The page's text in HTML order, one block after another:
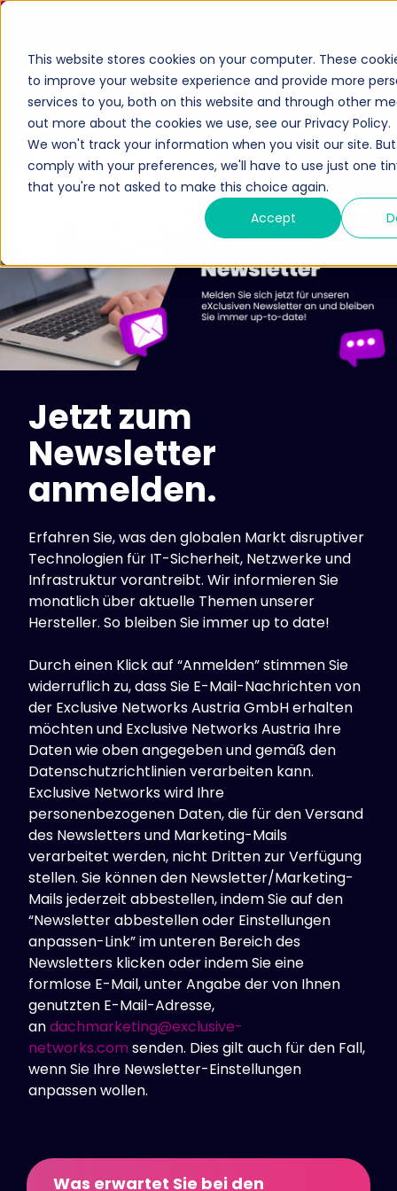
This website stores cookies on your computer. These
to improve your website experience and provide more
services to you, both on this website and through other
out more about the cookies we use, see our Privacy Policy.
We won't track your information when you visit our site.
comply with your preferences, we'll have to use just one
that you're not asked to make this choice again.
Accept
Cybersecurity
Lösungen
Services
Ökosystem
Partner werden
Partner Portal (X-OD)
Exclusive Access
Exclusive Access Anmeldung
Wissensdatenbank
Medienzentrum
Anmeldung zum Newsletter
Unternehmen
Über uns
Karriere
Standorte
Jetzt zum
Newsletter
anmelden.
Erfahren Sie, was den globalen Markt disruptiver
Technologien für IT-Sicherheit, Netzwerke und
Infrastruktur vorantreibt. Wir informieren Sie
monatlich über aktuelle Themen unserer
Hersteller. So bleiben Sie immer up to date!
Durch einen Klick auf “Anmelden” stimmen Sie
widerruflich zu, dass Sie E-Mail-Nachrichten von
der Exclusive Networks Austria GmbH erhalten
möchten und Exclusive Networks Austria Ihre
Daten wie oben angegeben und gemäß den
Datenschutzrichtlinien verarbeiten kann.
Exclusive Networks wird Ihre
personenbezogenen Daten, die für den Versand
des Newsletters und Marketing-Mails
verarbeitet werden, nicht Dritten zur Verfügung
stellen. Sie können den Newsletter/Marketing-
Mails jederzeit abbestellen, indem Sie auf den
“Newsletter abbestellen oder Einstellungen
anpassen-Link” im unteren Bereich des
Newsletters klicken oder indem Sie eine
formlose E-Mail, unter Angabe der von Ihnen
genutzten E-Mail-Adresse,
andachmarketing@exclusive-
networks.com senden. Dies gilt auch für den Fall,
wenn Sie Ihre Newsletter-Einstellungen
anpassen wollen.
Was erwartet Sie bei den